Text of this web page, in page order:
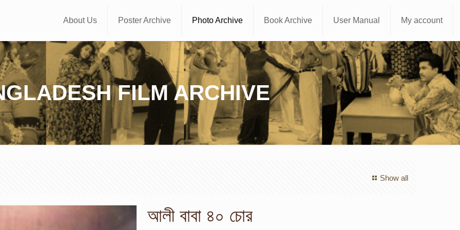
About Us Poster Archive Photo Archive Book Archive User Manual My account
FILM ARCHIVE
Show all
আলী বাবা ৪০ চোর